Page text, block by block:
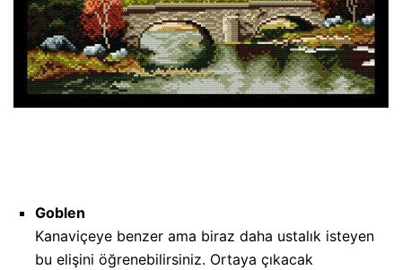
Goblen
Kanaviçeye benzer ama biraz daha ustalık isteyen
bu elişini öğrenebilirsiniz. Ortaya çıkacak